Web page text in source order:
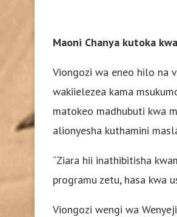
Maoni Chanya kutoka
Viongozi wa eneo hilo na
wakiielezea kama
matokeo madhubuti kwa
alionyesha kuthamini
“Ziara hii inathibitisha
programu zetu, hasa kwa
Viongozi wengi wa